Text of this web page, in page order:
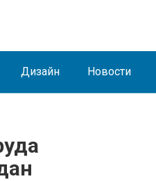
Дизайн Новости